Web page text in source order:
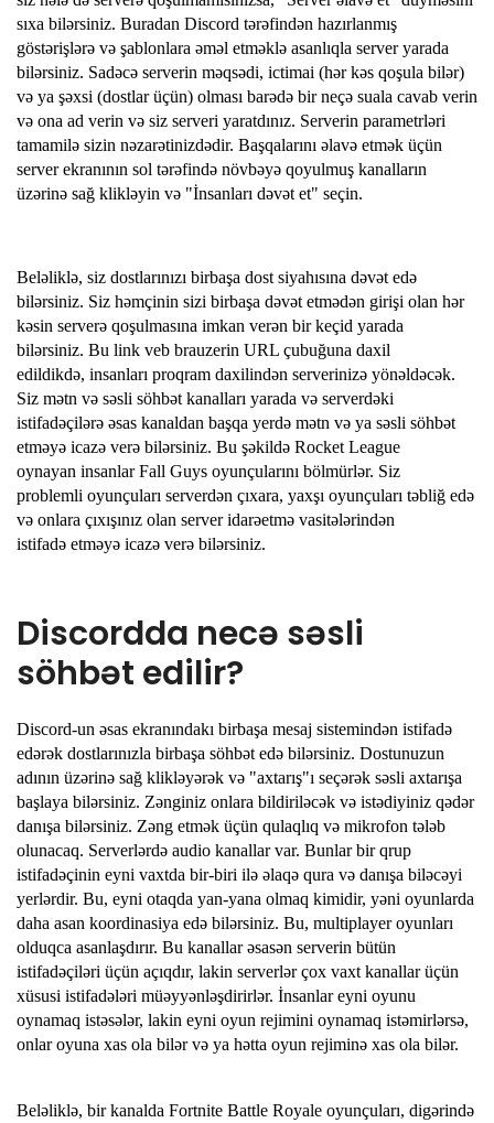
sıxa bilərsiniz. Buradan Discord tərəfindən hazırlanmış
göstərişlərə və şablonlara əməl etməklə asanlıqla server yarada
bilərsiniz. Sadəcə serverin məqsədi, ictimai (hər kəs qoşula bilər)
və ya şəxsi (dostlar üçün) olması barədə bir neçə suala cavab verin
və ona ad verin və siz serveri yaratdınız. Serverin parametrləri
tamamilə sizin nəzarətinizdədir. Başqalarını əlavə etmək üçün
server ekranının sol tərəfində növbəyə qoyulmuş kanalların
üzərinə sağ klikləyin və "İnsanları dəvət et" seçin.
Beləliklə, siz dostlarınızı birbaşa dost siyahısına dəvət edə
bilərsiniz. Siz həmçinin sizi birbaşa dəvət etmədən girişi olan hər
kəsin serverə qoşulmasına imkan verən bir keçid yarada
bilərsiniz. Bu link veb brauzerin URL çubuğuna daxil
edildikdə, insanları proqram daxilindən serverinizə yönəldəcək.
Siz mətn və səsli söhbət kanalları yarada və serverdəki
istifadəçilərə əsas kanaldan başqa yerdə mətn və ya səsli söhbət
etməyə icazə verə bilərsiniz. Bu şəkildə Rocket League
oynayan insanlar Fall Guys oyunçularını bölmürlər. Siz
problemli oyunçuları serverdən çıxara, yaxşı oyunçuları təbliğ edə
və onlara çıxışınız olan server idarəetmə vasitələrindən
istifadə etməyə icazə verə bilərsiniz.
Discordda necə səsli
söhbət edilir?
Discord-un əsas ekranındakı birbaşa mesaj sistemindən istifadə
edərək dostlarınızla birbaşa söhbət edə bilərsiniz. Dostunuzun
adının üzərinə sağ klikləyərək və "axtarış"ı seçərək səsli axtarışa
başlaya bilərsiniz. Zənginiz onlara bildiriləcək və istədiyiniz qədər
danışa bilərsiniz. Zəng etmək üçün qulaqlıq və mikrofon tələb
olunacaq. Serverlərdə audio kanallar var. Bunlar bir qrup
istifadəçinin eyni vaxtda bir-biri ilə əlaqə qura və danışa biləcəyi
yerlərdir. Bu, eyni otaqda yan-yana olmaq kimidir, yəni oyunlarda
daha asan koordinasiya edə bilərsiniz. Bu, multiplayer oyunları
olduqca asanlaşdırır. Bu kanallar əsasən serverin bütün
istifadəçiləri üçün açıqdır, lakin serverlər çox vaxt kanallar üçün
xüsusi istifadələri müəyyənləşdirirlər. İnsanlar eyni oyunu
oynamaq istəsələr, lakin eyni oyun rejimini oynamaq istəmirlərsə,
onlar oyuna xas ola bilər və ya hətta oyun rejiminə xas ola bilər.
Beləliklə, bir kanalda Fortnite Battle Royale oyunçuları, digərində